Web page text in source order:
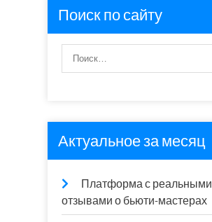
Поиск по сайту
Актуальное за месяц
Платформа с реальными
отзывами о бьюти-мастерах